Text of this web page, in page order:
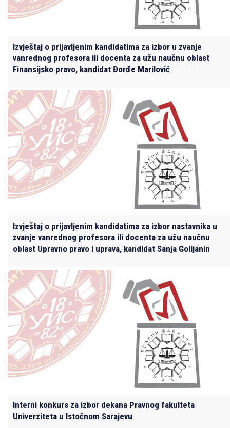
Izvještaj o prijavljenim kandidatima za izbor u zvanje
vanrednog profesora ili docenta za užu naučnu oblast
Finansijsko pravo, kandidat Đorđe Marilović
Izvještaj o prijavljenim kandidatima za izbor nastavnika u
zvanje vanrednog profesora ili docenta za užu naučnu
oblast Upravno pravo i uprava, kandidat Sanja Golijanin
Interni konkurs za izbor dekana Pravnog fakulteta
Univerziteta u Istočnom Sarajevu